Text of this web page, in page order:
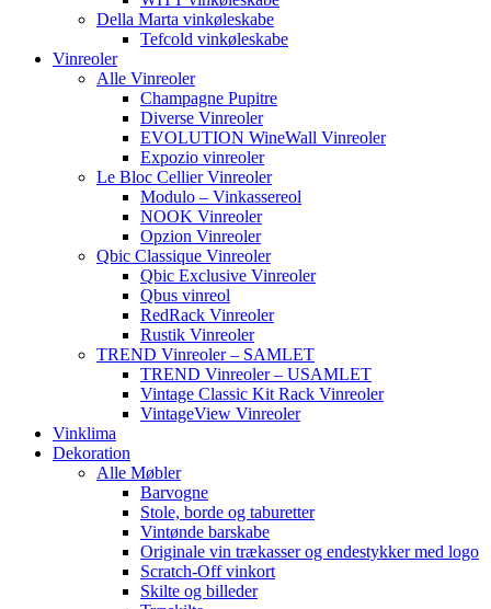
Della Marta vinkøleskabe
Tefcold vinkøleskabe
Vinreoler
Alle Vinreoler
Champagne Pupitre
Diverse Vinreoler
EVOLUTION WineWall Vinreoler
Expozio vinreoler
Le Bloc Cellier Vinreoler
Modulo – Vinkassereol
NOOK Vinreoler
Opzion Vinreoler
Qbic Classique Vinreoler
Qbic Exclusive Vinreoler
Qbus vinreol
RedRack Vinreoler
Rustik Vinreoler
TREND Vinreoler – SAMLET
TREND Vinreoler – USAMLET
Vintage Classic Kit Rack Vinreoler
VintageView Vinreoler
Vinklima
Dekoration
Alle Møbler
Barvogne
Stole, borde og taburetter
Vintønde barskabe
Originale vin trækasser og endestykker med logo
Scratch-Off vinkort
Skilte og billeder